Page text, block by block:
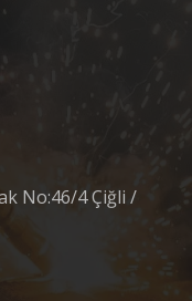
No:46/4 Çiğli /